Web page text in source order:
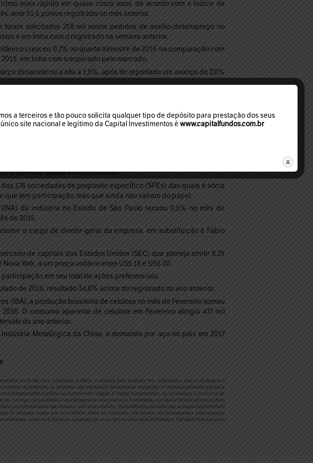
mais rápido em quase cinco anos, de acordo com o Índice de
ante 51,6 pontos registrado no mês anterior.
solicitados 258 mil novos pedidos de auxílio-desemprego no
e em linha com o registrado na semana anterior.
cresceu 0,7% no quarto trimestre de 2016 na comparação com
em linha com o esperado pelo mercado.
desacelerou a alta a 1,5%, após ter reportado um avanço de 2,0%
mês de Fevereiro.
de Confiança do Consumidor do país no mês de Março.
a primeira queda em cinco safras.
178 sociedades de propósito específico (SPEs) das quais é sócia
tem participação, mas que ainda não saíram do papel.
da indústria no Estado de São Paulo recuou 0,5% no mês de
de 2016.
o cargo de diretor-geral da empresa, em substituição à Fábio
de capitais dos Estados Unidos (SEC) que planeja emitir 8,25
York, a um preço unitário entre US$ 18 e US$ 20.
em seu total de ações preferenciais.
de 2016, resultado 34,8% acima do registrado no ano anterior.
(IBÁ), a produção brasileira de celulose no mês de Fevereiro somou
O consumo aparente de celulose em Fevereiro atingiu 477 mil
do ano anterior.
Metalúrgica da China, a demanda por aço no país em 2017
você não está autorizado a utilizar o material para qualquer fim. Solicitamos que você apague a
opinião e a intenção da empresa, não implicando em qualquer obrigação ou responsabilidade por parte
independente e autônoma, inclusive em relação à Capital Investimentos. As estimativas e previsões de
possam ser garantidas. Ocasionalmente, executivos ou funcionários da Capital Investimentos podem,
ou indiretamente relacionados com este relatório. Rentabilidade passada não assegura rentabilidade
O utilizador aceita que o conteúdo, erros ou omissões não podem ser fundamentos para qualquer
como uma oferta de aquisição de cotas dos fundos de investimentos. Rentabilidade passada
a terceiros e tão pouco solicita qualquer tipo de depósito para prestação dos seus
site nacional e legítimo da Capital Investimentos éwww.capitalfundos.com.br